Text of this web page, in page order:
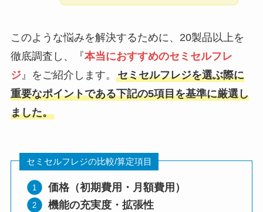
このような悩みを解決するために、20製品以上を
徹底調査し、『本当におすすめのセミセルフレ
ジ』をご紹介します。 セミセルフレジを選ぶ際に
重要なポイントである下記の5項目を基準に厳選し
ました。
セミセルフレジの比較/算定項目
価格（初期費用・月額費用）
機能の充実度・拡張性